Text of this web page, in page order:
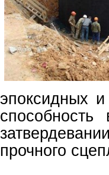
эпоксидных
прочного